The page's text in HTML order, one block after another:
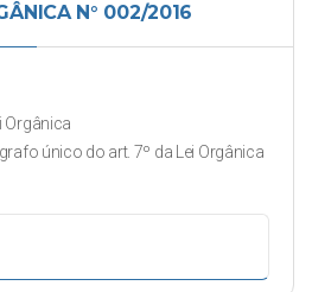
N° 002/2016
Orgânica
único do art. 7º da Lei Orgânica